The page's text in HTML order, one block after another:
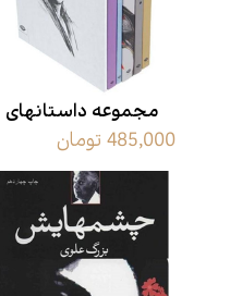
مجموعه داستانهای
غلامحسین ساعدی (پک
485,000 تومان